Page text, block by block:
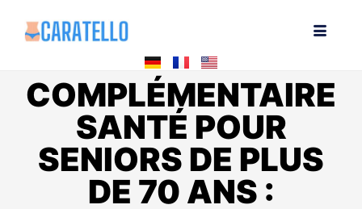
COMPLÉMENTAIRE
SANTÉ POUR
SENIORS DE PLUS
DE 70 ANS :